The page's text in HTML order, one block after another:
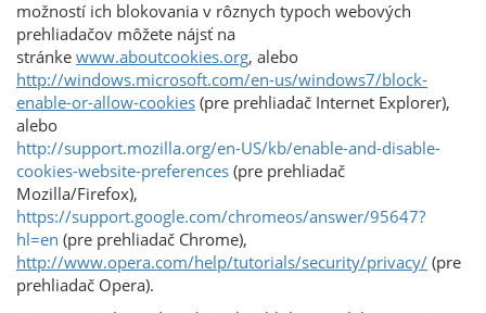
možností ich blokovania v rôznych typoch webových
prehliadačov môžete nájsť na
stránke www.aboutcookies.org, alebo
http://windows.microsoft.com/en-us/windows7/block-
enable-or-allow-cookies (pre prehliadač Internet Explorer),
alebo
http://support.mozilla.org/en-US/kb/enable-and-disable-
cookies-website-preferences (pre prehliadač
Mozilla/Firefox),
https://support.google.com/chromeos/answer/95647?
hl=en (pre prehliadač Chrome),
http://www.opera.com/help/tutorials/security/privacy/ (pre
prehliadač Opera).